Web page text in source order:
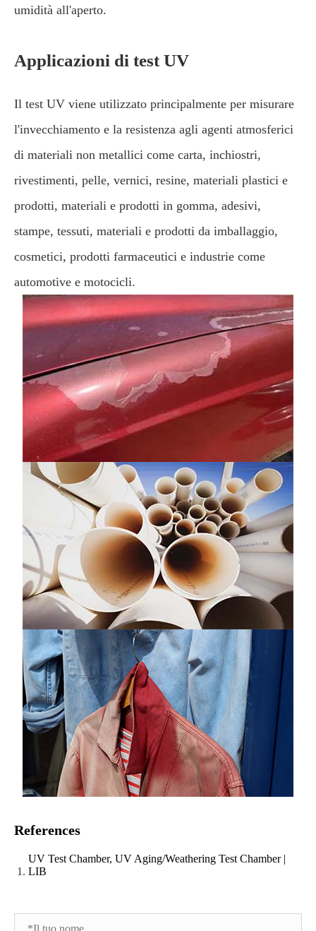
umidità all'aperto.
Applicazioni di test UV
Il test UV viene utilizzato principalmente per misurare
l'invecchiamento e la resistenza agli agenti atmosferici
di materiali non metallici come carta, inchiostri,
rivestimenti, pelle, vernici, resine, materiali plastici e
prodotti, materiali e prodotti in gomma, adesivi,
stampe, tessuti, materiali e prodotti da imballaggio,
cosmetici, prodotti farmaceutici e industrie come
automotive e motocicli.
References
UV Test Chamber, UV Aging/Weathering Test Chamber |
LIB